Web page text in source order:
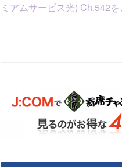
ミアムサービス光) Ch.542